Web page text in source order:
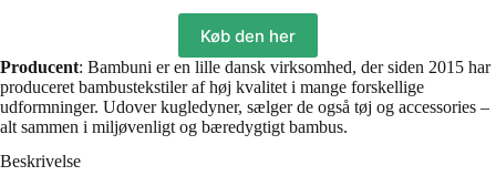
Køb den her
Producent: Bambuni er en lille dansk virksomhed, der siden 2015 har
produceret bambustekstiler af høj kvalitet i mange forskellige
udformninger. Udover kugledyner, sælger de også tøj og accessories –
alt sammen i miljøvenligt og bæredygtigt bambus.
Beskrivelse